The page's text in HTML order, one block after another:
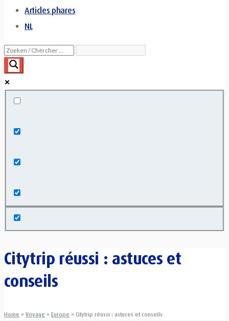
Articles phares
NL
Citytrip réussi : astuces et
conseils
Home » Voyage » Europe » Citytrip réussi : astuces et conseils